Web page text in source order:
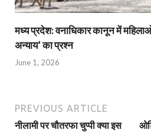
मध्य प्रदेश: वनाधिकार कानून में
अन्याय’ का प्रश्न
June 1, 2026
PREVIOUS ARTICLE
नीलामी पर चौतरफा चुप्पी क्या इस